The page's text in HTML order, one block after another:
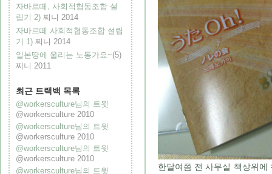
자바르떼, 사회적협동조합 설
립기 2) 찌니 2014
자바르떼 사회적협동조합 설립
기 1) 찌니 2014
일본땅에 울리는 노동가요~(5)
찌니 2011
최근 트랙백 목록
@workersculture님의 트윗
@workersculture 2010
@workersculture님의 트윗
@workersculture 2010
@workersculture님의 트윗
@workersculture 2010
@workersculture님의 트윗
한달여쯤 전 사무실 책상위